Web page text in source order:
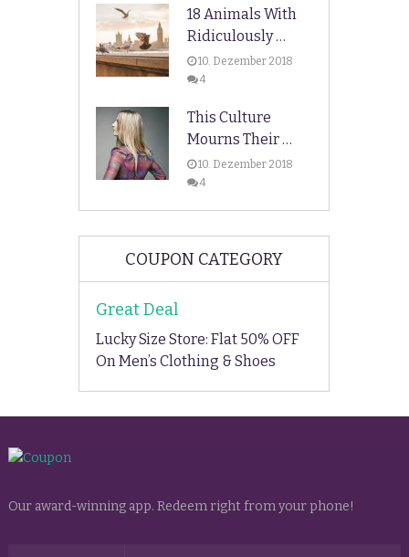
18 Animals With
Ridiculously …
10. Dezember 2018
4
This Culture
Mourns Their …
10. Dezember 2018
4
COUPON CATEGORY
Great Deal
Lucky Size Store: Flat 50% OFF
On Men’s Clothing & Shoes
Our award-winning app. Redeem right from your phone!